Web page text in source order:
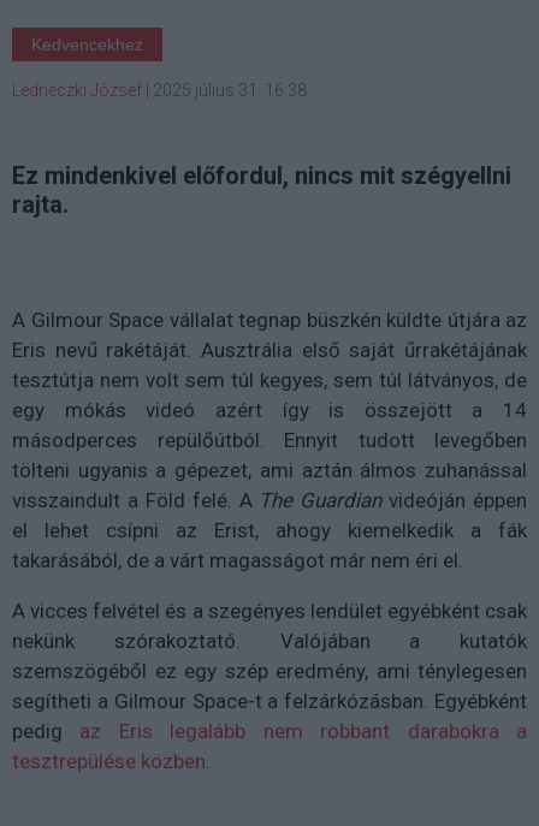
Kedvencekhez
Ledneczki József 2025 július 31. 16:38
Ez mindenkivel előfordul, nincs mit szégyellni
rajta.
A Gilmour Space vállalat tegnap büszkén küldte útjára az
Eris nevű rakétáját. Ausztrália első saját űrrakétájának
tesztútja nem volt sem túl kegyes, sem túl látványos, de
egy mókás videó azért így is összejött a 14
másodperces repülőútból. Ennyit tudott levegőben
tölteni ugyanis a gépezet, ami aztán álmos zuhanással
visszaindult a Föld felé. A The Guardianvideóján éppen
el lehet csípni az Erist, ahogy kiemelkedik a fák
takarásából, de a várt magasságot már nem éri el.
A vicces felvétel és a szegényes lendület egyébként csak
nekünk szórakoztató. Valójában a kutatók
szemszögéből ez egy szép eredmény, ami ténylegesen
segítheti a Gilmour Space-t a felzárkózásban. Egyébként
pedig az Eris legalább nem robbant darabokra a
tesztrepülése közben